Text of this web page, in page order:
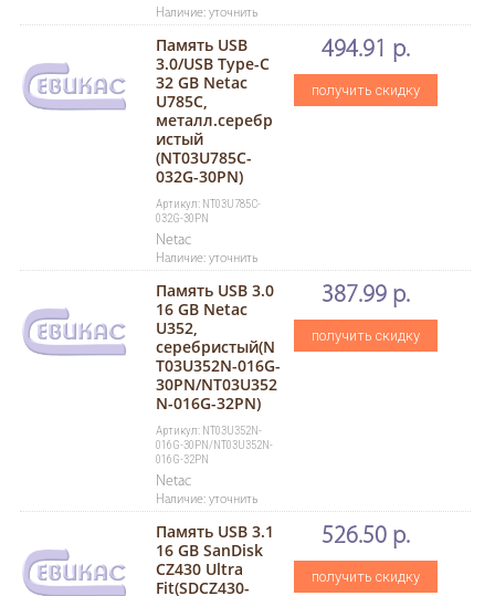
Наличие: уточнить
Память USB
3.0/USB Type-C
32 GB Netac
U785C,
металл.серебр
истый
(NT03U785C-
032G-30PN)
Артикул: NT03U785C-
032G-30PN
Netac
Наличие: уточнить
494.91 р.
получить скидку
Память USB 3.0
16 GB Netac
U352,
серебристый(N
T03U352N-016G-
30PN/NT03U352
N-016G-32PN)
Артикул: NT03U352N-
016G-30PN/NT03U352N-
016G-32PN
Netac
Наличие: уточнить
387.99 р.
получить скидку
Память USB 3.1
16 GB SanDisk
CZ430 Ultra
Fit(SDCZ430-
526.50 р.
получить скидку